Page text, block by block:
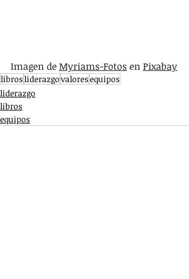
Imagen de Myriams-Fotos en Pixabay
librosliderazgovaloresequipos
liderazgo
libros
equipos